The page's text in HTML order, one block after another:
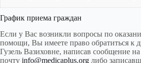
Стационарный Мобильный
График приема граждан
Если у Вас возникли вопросы по
помощи, Вы имеете право обратиться к
Гузель Вазиховне, написав сообщение
почту info@medicaplus.org либо